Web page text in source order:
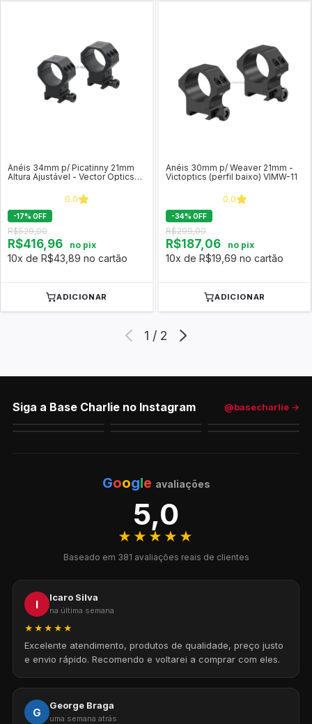
Anéis 34mm p/ Picatinny 21mm
Altura Ajustável - Vector Optics
0.0
-17% OFF
R$529,00
R$416,96 no pix
10x de R$43,89 no cartão
ADICIONAR
Anéis 30mm p/ Weaver 21mm -
Victoptics (perfil baixo) VIMW-11
0.0
-34% OFF
R$299,00
R$187,06 no pix
10x de R$19,69 no cartão
ADICIONAR
1 / 2
Siga a Base Charlie no Instagram @basecharlie →
Google avaliações
5,0
★★★★★
Baseado em 381 avaliações reais de clientes
I
Icaro Silva
na última semana
★★★★★
Excelente atendimento, produtos de qualidade, preço justo
e envio rápido. Recomendo e voltarei a comprar com eles.
G
George Braga
uma semana atrás